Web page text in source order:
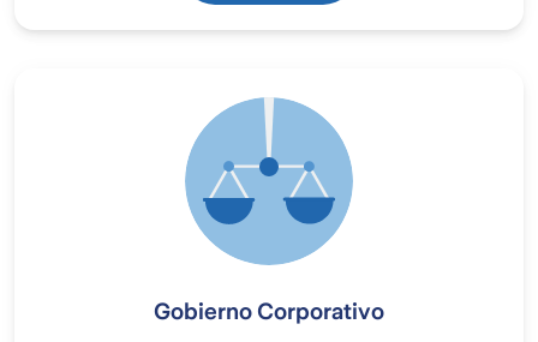
Gobierno Corporativo